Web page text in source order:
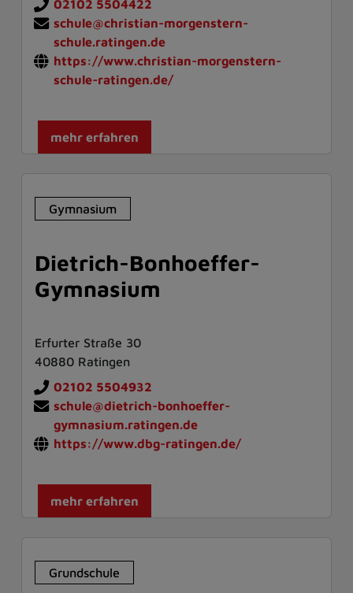
02102 5504422
schule@christian-morgenstern-
schule.ratingen.de
https://www.christian-morgenstern-
schule-ratingen.de/
mehr erfahren
Gymnasium
Dietrich-Bonhoeffer-
Gymnasium
Erfurter Straße 30
40880 Ratingen
02102 5504932
schule@dietrich-bonhoeffer-
gymnasium.ratingen.de
https://www.dbg-ratingen.de/
mehr erfahren
Grundschule